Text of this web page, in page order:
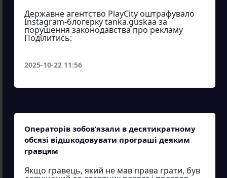
Державне агентство PlayCity оштрафувало
Instagram-блогерку tanka.guskaa за
порушення законодавства про рекламу
Поділитись:
2025-10-22 11:56
Операторів зобов’язали в десятикратному
обсязі відшкодовувати програші деяким
гравцям
Якщо гравець, який не мав права грати, був